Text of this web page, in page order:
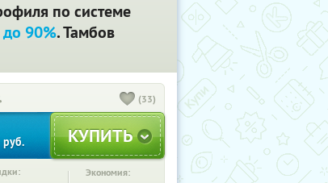
по системе
90%. Тамбов
(33)
руб.
Экономия: